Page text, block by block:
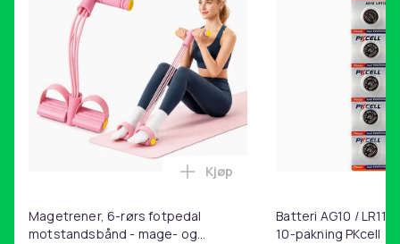
Magetrener, 6-rørs fotpedal
motstandsbånd - mage- og
Legg Magetrener, 6-rørs
Kjøp
Batteri AG10 /
10-pakning PKcell